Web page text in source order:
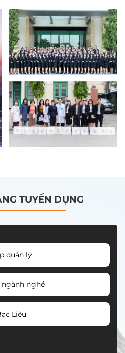
TUYỂN DỤNG
quản lý
ngành nghề
Liêu